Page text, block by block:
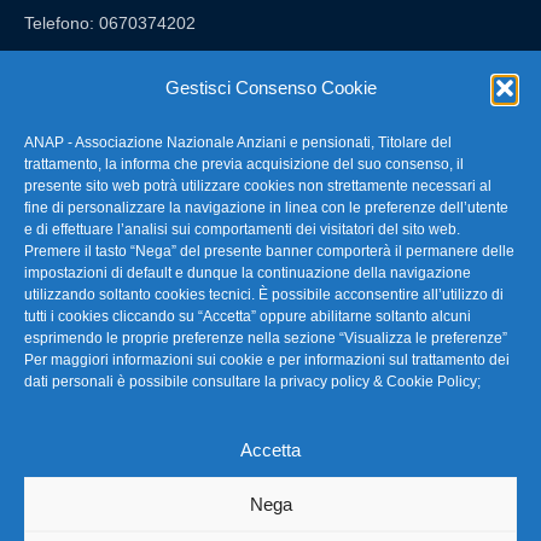
Gestisci Consenso Cookie
ANAP - Associazione Nazionale Anziani e pensionati, Titolare del
trattamento, la informa che previa acquisizione del suo consenso, il
presente sito web potrà utilizzare cookies non strettamente necessari al
fine di personalizzare la navigazione in linea con le preferenze dell’utente
e di effettuare l’analisi sui comportamenti dei visitatori del sito web.
Premere il tasto “Nega” del presente banner comporterà il permanere delle
impostazioni di default e dunque la continuazione della navigazione
utilizzando soltanto cookies tecnici. È possibile acconsentire all’utilizzo di
tutti i cookies cliccando su “Accetta” oppure abilitarne soltanto alcuni
esprimendo le proprie preferenze nella sezione “Visualizza le preferenze”
Per maggiori informazioni sui cookie e per informazioni sul trattamento dei
dati personali è possibile consultare la privacy policy & Cookie Policy;
Accetta
Nega
Telefono: 0670374202
FAQ – Domande Frequenti
La nostra Newsletter
Link Utili
TG Confartigianato
Privacy & Cookie Policy
Seguici